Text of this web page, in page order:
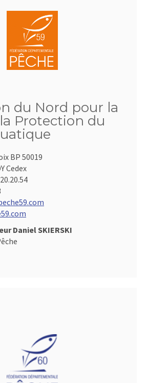
du Nord pour la
Protection du
BP 50019
Cedex
Daniel SKIERSKI